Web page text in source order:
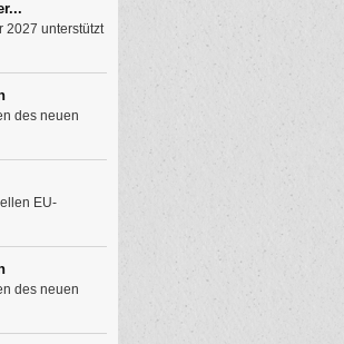
2027 unterstützt
des neuen
EU-
des neuen